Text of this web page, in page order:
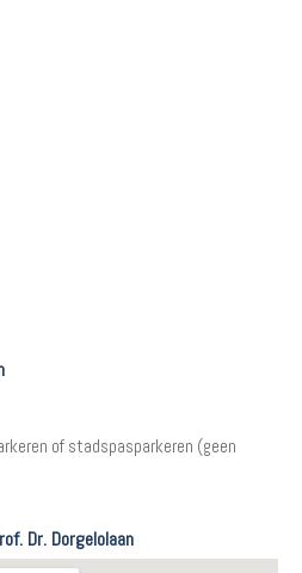
of stadspasparkeren (geen
Dr. Dorgelolaan